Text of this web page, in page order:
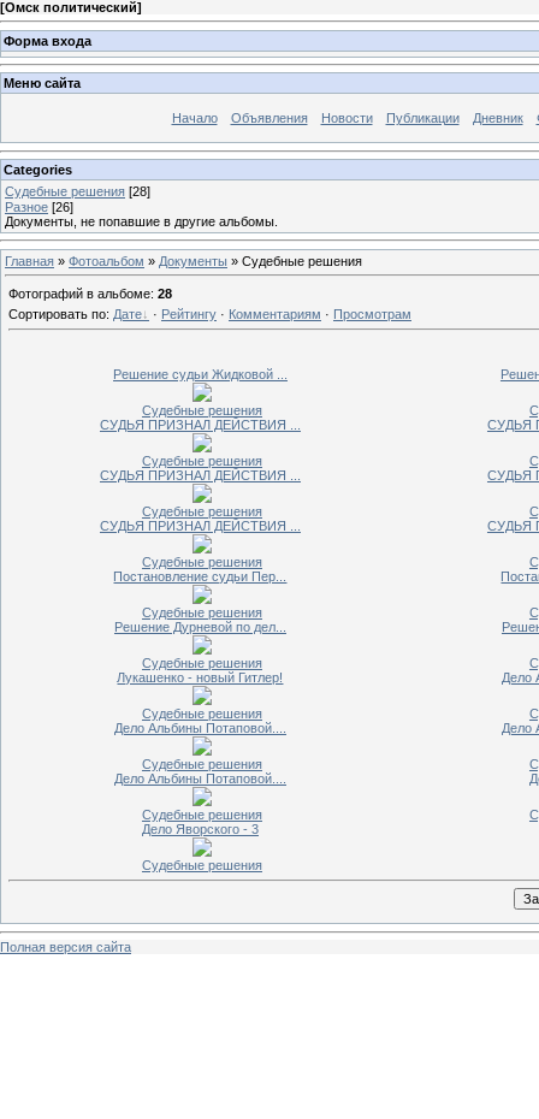
[Омск политический]
Форма входа
Меню сайта
Начало Объявления Новости Публикации Дневник
Categories
Судебные решения [28]
Разное [26]
Документы, не попавшие в другие альбомы.
Главная » Фотоальбом » Документы » Судебные решения
Фотографий в альбоме: 28
Сортировать по: Дате · Рейтингу · Комментариям · Просмотрам
Решение судьи Жидковой ...
Судебные решения
СУДЬЯ ПРИЗНАЛ ДЕЙСТВИЯ ...
Судебные решения
СУДЬЯ
СУДЬЯ ПРИЗНАЛ ДЕЙСТВИЯ ...
Судебные решения
СУДЬЯ
СУДЬЯ ПРИЗНАЛ ДЕЙСТВИЯ ...
Судебные решения
СУДЬЯ
Постановление судьи Пер...
Судебные решения
Решение Дурневой по дел...
Судебные решения
Лукашенко - новый Гитлер!
Судебные решения
Дело
Дело Альбины Потаповой....
Судебные решения
Дело
Дело Альбины Потаповой....
Судебные решения
Дело Яворского - 3
Судебные решения
Полная версия сайта